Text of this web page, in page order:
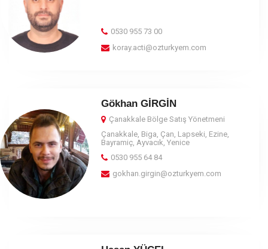
0530 955 73 00
koray.acti@ozturkyem.com
Gökhan GİRGİN
Çanakkale Bölge Satış Yönetmeni
Çanakkale, Biga, Çan, Lapseki, Ezine,
Bayramiç, Ayvacık, Yenice
0530 955 64 84
gokhan.girgin@ozturkyem.com